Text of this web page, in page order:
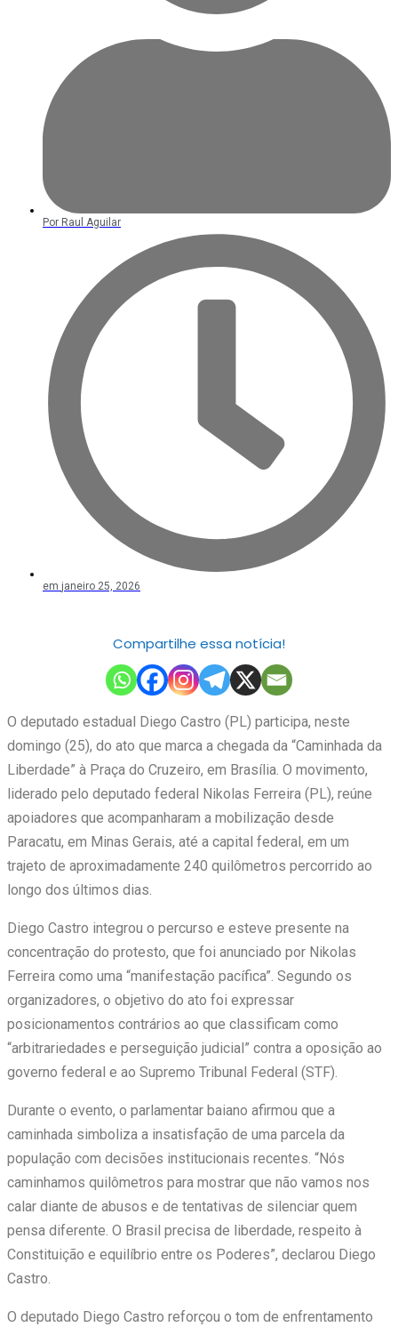
Por Raul Aguilar
em janeiro 25, 2026
Compartilhe essa notícia!
O deputado estadual Diego Castro (PL) participa, neste
domingo (25), do ato que marca a chegada da “Caminhada da
Liberdade” à Praça do Cruzeiro, em Brasília. O movimento,
liderado pelo deputado federal Nikolas Ferreira (PL), reúne
apoiadores que acompanharam a mobilização desde
Paracatu, em Minas Gerais, até a capital federal, em um
trajeto de aproximadamente 240 quilômetros percorrido ao
longo dos últimos dias.
Diego Castro integrou o percurso e esteve presente na
concentração do protesto, que foi anunciado por Nikolas
Ferreira como uma “manifestação pacífica”. Segundo os
organizadores, o objetivo do ato foi expressar
posicionamentos contrários ao que classificam como
“arbitrariedades e perseguição judicial” contra a oposição ao
governo federal e ao Supremo Tribunal Federal (STF).
Durante o evento, o parlamentar baiano afirmou que a
caminhada simboliza a insatisfação de uma parcela da
população com decisões institucionais recentes. “Nós
caminhamos quilômetros para mostrar que não vamos nos
calar diante de abusos e de tentativas de silenciar quem
pensa diferente. O Brasil precisa de liberdade, respeito à
Constituição e equilíbrio entre os Poderes”, declarou Diego
Castro.
O deputado Diego Castro reforçou o tom de enfrentamento